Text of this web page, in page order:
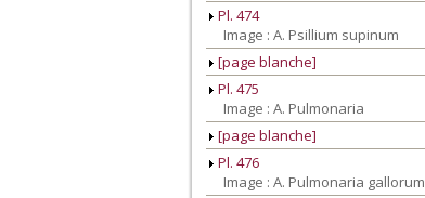
Pl. 474
Image : A. Psillium supinum
[page blanche]
Pl. 475
Image : A. Pulmonaria
[page blanche]
Pl. 476
Image : A. Pulmonaria gallorum